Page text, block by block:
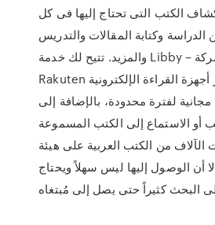
الكتب التى تحتاج إليها فى كل
وكتابة المقالات والتدريس
والمزيد. تتيح لك خدمة Libby – المملوكة لشركة
Rakuten التي تطور أجهزة القراءة الإلكترونية Kobo –
مجانية لفترة محدودة، بالإضافة إلى
أو الاستماع إلى الكتب المسموعة
الآلاف من الكتب العربية على هيئة
أن الوصول إليها ليس سهلاً ويحتاج